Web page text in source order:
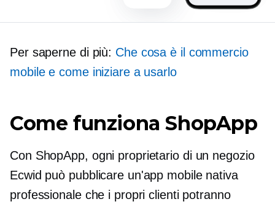
Per saperne di più: Che cosa è il commercio
mobile e come iniziare a usarlo
Come funziona ShopApp
Con ShopApp, ogni proprietario di un negozio
Ecwid può pubblicare un'app mobile nativa
professionale che i propri clienti potranno